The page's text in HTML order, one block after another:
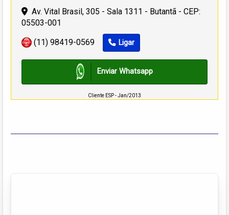
Av. Vital Brasil, 305 - Sala 1311 - Butantã - CEP:
05503-001
(11) 98419-0569
Ligar
Enviar Whatsapp
Cliente ESP - Jan/2013